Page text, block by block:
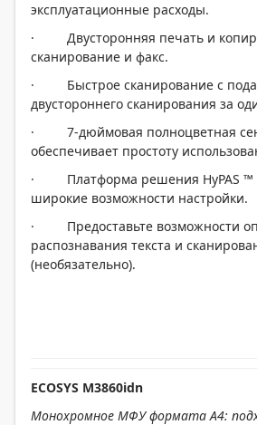
эксплуатационные расходы.
· Двусторонняя печать и
сканирование и факс.
· Быстрое сканирование с
двустороннего сканирования за
· 7-дюймовая полноцветная
обеспечивает простоту
· Платформа решения HyPAS ™
широкие возможности настройки.
· Предоставьте возможности
распознавания текста и
(необязательно).
ECOSYS M3860idn
Монохромное МФУ формата А4: